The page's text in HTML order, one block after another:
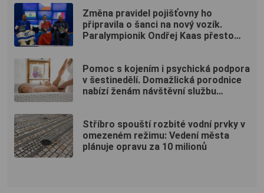
Změna pravidel pojišťovny ho
připravila o šanci na nový vozík.
Paralympionik Ondřej Kaas přesto
Pomoc s kojením i psychická podpora
v šestinedělí. Domažlická porodnice
nabízí ženám návštěvní službu
Stříbro spouští rozbité vodní prvky v
omezeném režimu: Vedení města
plánuje opravu za 10 milionů